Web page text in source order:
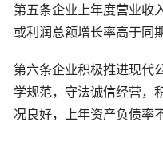
第五条企业上年度营业收
或利润总额增长率高于同
第六条企业积极推进现代
学规范，守法诚信经营，
况良好，上年资产负债率